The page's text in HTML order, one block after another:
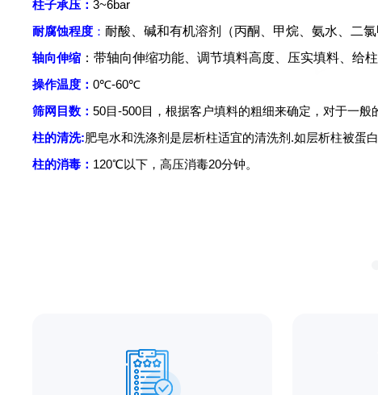
柱子承压：3~6bar
耐腐蚀程度 ：耐酸、碱和有机溶剂（丙酮、甲烷、氨水、二氯
轴向伸缩 ：带轴向伸缩功能、调节填料高度、压实填料、给
操作温度：0℃-60℃
筛网目数：50目-500目，根据客户填料的粗细来确定，对于一般
柱的清洗:肥皂水和洗涤剂是层析柱适宜的清洗剂 .如层析柱被蛋
柱的消毒： 120℃以下，高压消毒20分钟。